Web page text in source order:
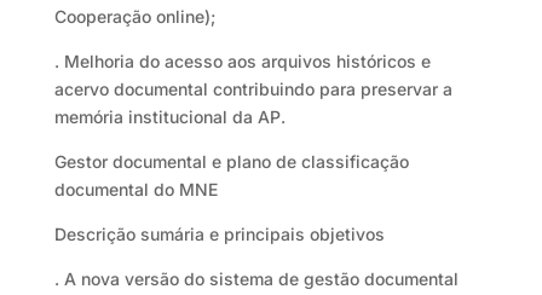
Cooperação online);
. Melhoria do acesso aos arquivos históricos e
acervo documental contribuindo para preservar a
memória institucional da AP.
Gestor documental e plano de classificação
documental do MNE
Descrição sumária e principais objetivos
. A nova versão do sistema de gestão documental